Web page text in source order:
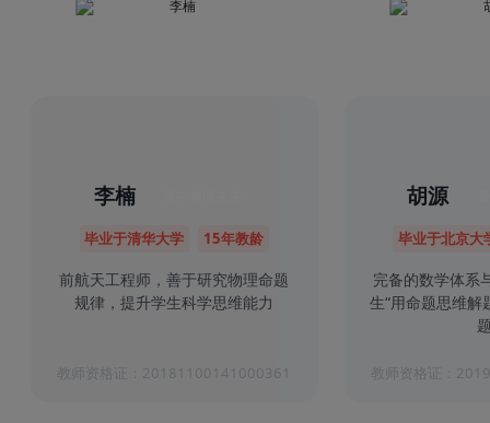
李楠
毕业于清华大学 15年教龄
前航天工程师，善于研究物理命题
规律，提升学生科学思维能力
教师资格证：20181100141000361
胡源
毕业于北京大
完备的数学体系
生“用命题思维
教师资格证：